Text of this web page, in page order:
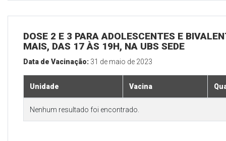
DOSE 2 E 3 PARA ADOLESCENTES E
MAIS, DAS 17 ÀS 19H, NA UBS SEDE
Data de Vacinação: 31 de maio de 2023
Unidade Vacina
Nenhum resultado foi encontrado.